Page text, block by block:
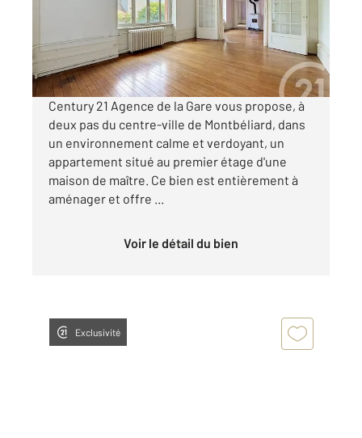
Appartement F4 à vendre
111 000 €
Visiter le site dédié
Century 21 Agence de la Gare vous propose, à
deux pas du centre-ville de Montbéliard, dans
un environnement calme et verdoyant, un
appartement situé au premier étage d'une
maison de maître. Ce bien est entièrement à
aménager et offre ...
Voir le détail du bien
Exclusivité